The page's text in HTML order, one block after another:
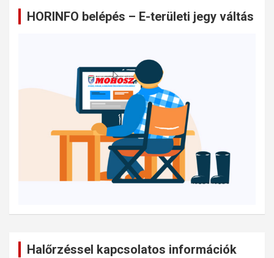
HORINFO belépés – E-területi jegy váltás
Halőrzéssel kapcsolatos információk